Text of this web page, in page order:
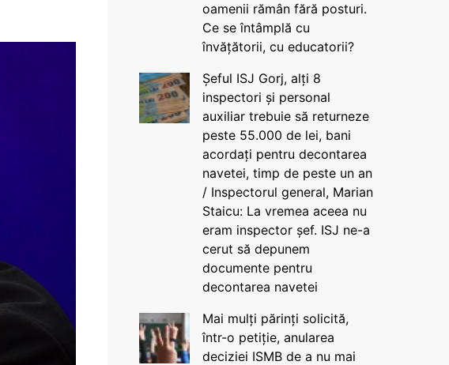
oamenii rămân fără posturi.
Ce se întâmplă cu
învățătorii, cu educatorii?
Șeful ISJ Gorj, alți 8
inspectori și personal
auxiliar trebuie să returneze
peste 55.000 de lei, bani
acordați pentru decontarea
navetei, timp de peste un an
/ Inspectorul general, Marian
Staicu: La vremea aceea nu
eram inspector șef. ISJ ne-a
cerut să depunem
documente pentru
decontarea navetei
Mai mulți părinți solicită,
într-o petiție, anularea
deciziei ISMB de a nu mai